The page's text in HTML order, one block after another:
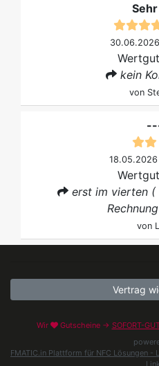
kein
von
erst im vierten (
von
Vertrag
Wir Gutscheine → SOFORT-
FMATIC.in Plattform für NFC Lösungen